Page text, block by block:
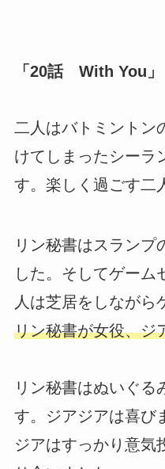
「20話 With You」
二人はバトミントン
けてしまったシーラ
す。楽しく過ごす二
リン秘書はスランプ
した。そしてゲーム
人は芝居をしながら
リン秘書が女役、ジ
リン秘書はぬいぐる
す。ジアジアは喜び
ジアはすっかり意気